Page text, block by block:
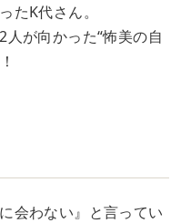
たK代さん。
が向かった“怖美の自
会わない』と言ってい